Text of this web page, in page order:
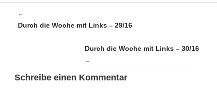
←
Durch die Woche mit Links – 29/16
Durch die Woche mit Links – 30/16
→
Schreibe einen Kommentar